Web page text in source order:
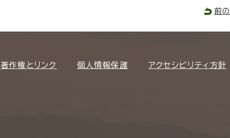
前
著作権とリンク 個人情報保護 アクセシビリティ方針